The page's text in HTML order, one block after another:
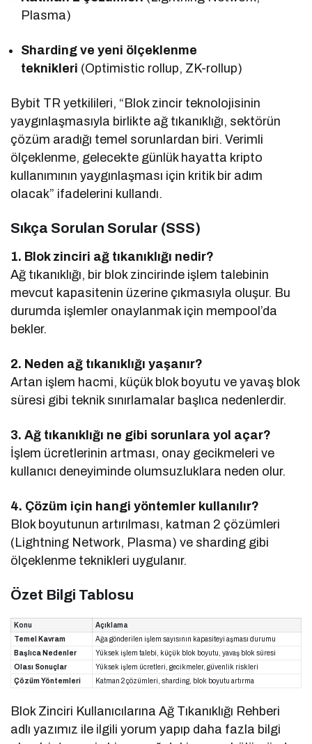
Plasma)
Sharding ve yeni ölçeklenme
teknikleri (Optimistic rollup, ZK-rollup)
Bybit TR yetkilileri, “Blok zincir teknolojisinin
yaygınlaşmasıyla birlikte ağ tıkanıklığı, sektörün
çözüm aradığı temel sorunlardan biri. Verimli
ölçeklenme, gelecekte günlük hayatta kripto
kullanımının yaygınlaşması için kritik bir adım
olacak” ifadelerini kullandı.
Sıkça Sorulan Sorular (SSS)
1. Blok zinciri ağ tıkanıklığı nedir?
Ağ tıkanıklığı, bir blok zincirinde işlem talebinin
mevcut kapasitenin üzerine çıkmasıyla oluşur. Bu
durumda işlemler onaylanmak için mempool’da
bekler.
2. Neden ağ tıkanıklığı yaşanır?
Artan işlem hacmi, küçük blok boyutu ve yavaş blok
süresi gibi teknik sınırlamalar başlıca nedenlerdir.
3. Ağ tıkanıklığı ne gibi sorunlara yol açar?
İşlem ücretlerinin artması, onay gecikmeleri ve
kullanıcı deneyiminde olumsuzluklara neden olur.
4. Çözüm için hangi yöntemler kullanılır?
Blok boyutunun artırılması, katman 2 çözümleri
(Lightning Network, Plasma) ve sharding gibi
ölçeklenme teknikleri uygulanır.
Özet Bilgi Tablosu
Konu
Açıklama
Temel Kavram
Ağa gönderilen işlem sayısının kapasiteyi aşması durumu
Başlıca Nedenler
Yüksek işlem talebi, küçük blok boyutu, yavaş blok süresi
Olası Sonuçlar
Yüksek işlem ücretleri, gecikmeler, güvenlik riskleri
Çözüm Yöntemleri
Katman 2 çözümleri, sharding, blok boyutu artırma
Blok Zinciri Kullanıcılarına Ağ Tıkanıklığı Rehberi
adlı yazımız ile ilgili yorum yapıp daha fazla bilgi